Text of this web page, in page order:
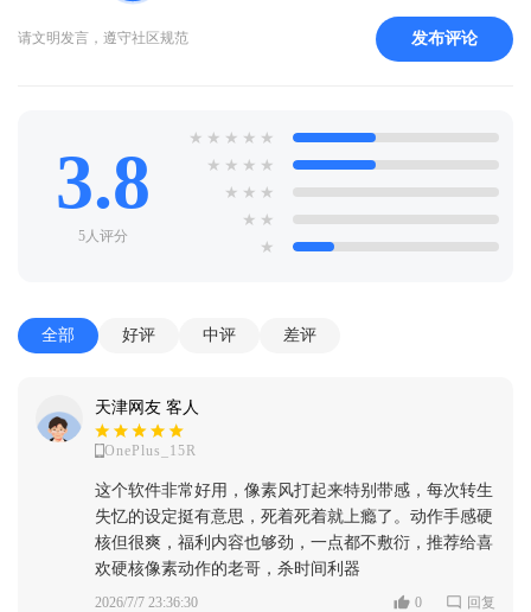
请文明发言，遵守社区规范 发布评论
3.8
5人评分
★ ★ ★ ★ ★
★ ★ ★ ★
★ ★ ★
★ ★
★
全部 好评 中评 差评
天津网友 客人
OnePlus_15R
这个软件非常好用，像素风打起来特别带感，每次转生
失忆的设定挺有意思，死着死着就上瘾了。动作手感硬
核但很爽，福利内容也够劲，一点都不敷衍，推荐给喜
欢硬核像素动作的老哥，杀时间利器
2026/7/7 23:36:30 0 回复